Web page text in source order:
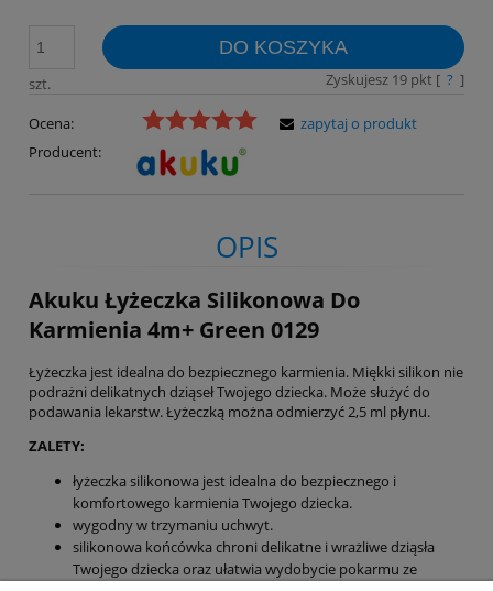
szt.
DO KOSZYKA
Zyskujesz 19pkt [ ? ]
Ocena:
Producent:
zapytaj o produkt
OPIS
Akuku Łyżeczka Silikonowa Do
Karmienia 4m+ Green 0129
Łyżeczka jest idealna do bezpiecznego karmienia. Miękki silikon nie
podrażni delikatnych dziąseł Twojego dziecka. Może służyć do
podawania lekarstw. Łyżeczką można odmierzyć 2,5 ml płynu.
ZALETY:
łyżeczka silikonowa jest idealna do bezpiecznego i
komfortowego karmienia Twojego dziecka.
wygodny w trzymaniu uchwyt.
silikonowa końcówka chroni delikatne i wrażliwe dziąsła
Twojego dziecka oraz ułatwia wydobycie pokarmu ze